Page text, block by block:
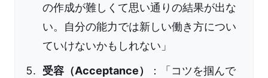
の作成が難しくて思い通りの結果が出な
い。自分の能力では新しい働き方につい
ていけないかもしれない」
受容（Acceptance）
：「コツを掴んで